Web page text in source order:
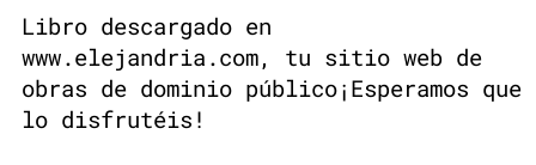
Libro descargado en
www.elejandria.com, tu sitio web de
obras de dominio público¡Esperamos que
lo disfrutéis!